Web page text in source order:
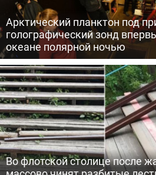
Арктический планктон под
голографический зонд
океане полярной ночью
Во флотской столице после